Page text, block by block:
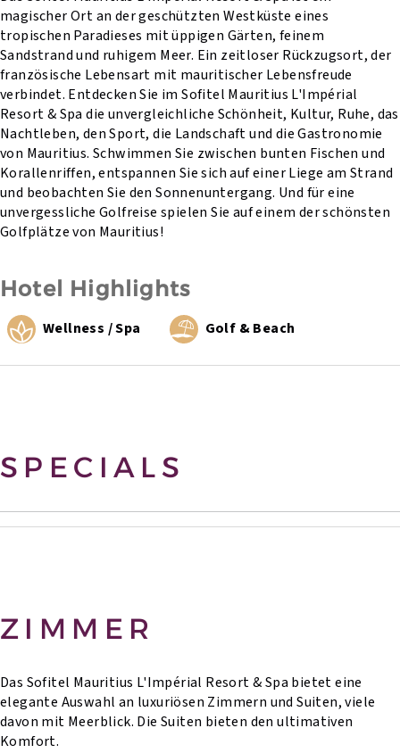
magischer Ort an der geschützten Westküste eines
tropischen Paradieses mit üppigen Gärten, feinem
Sandstrand und ruhigem Meer. Ein zeitloser Rückzugsort, der
französische Lebensart mit mauritischer Lebensfreude
verbindet. Entdecken Sie im Sofitel Mauritius L'Impérial
Resort & Spa die unvergleichliche Schönheit, Kultur, Ruhe, das
Nachtleben, den Sport, die Landschaft und die Gastronomie
von Mauritius. Schwimmen Sie zwischen bunten Fischen und
Korallenriffen, entspannen Sie sich auf einer Liege am Strand
und beobachten Sie den Sonnenuntergang. Und für eine
unvergessliche Golfreise spielen Sie auf einem der schönsten
Golfplätze von Mauritius!
Hotel Highlights
Wellness / Spa Golf & Beach
SPECIALS
ZIMMER
Das Sofitel Mauritius L'Impérial Resort & Spa bietet eine
elegante Auswahl an luxuriösen Zimmern und Suiten, viele
davon mit Meerblick. Die Suiten bieten den ultimativen
Komfort.